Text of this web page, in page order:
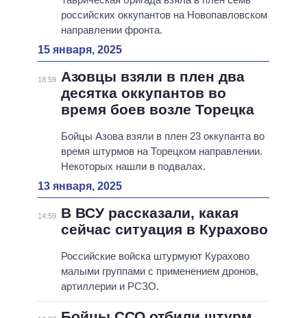
российских оккупантов на Новопавловском
направлении фронта.
15 января, 2025
18:59
Азовцы взяли в плен два
десятка оккупантов во
время боев возле Торецка
Бойцы Азова взяли в плен 23 оккупанта во
время штурмов на Торецком направлении.
Некоторых нашли в подвалах.
13 января, 2025
14:59
В ВСУ рассказали, какая
сейчас ситуация в Курахово
Российские войска штурмуют Курахово
малыми группами с применением дронов,
артиллерии и РСЗО.